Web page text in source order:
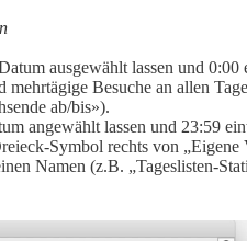
ausgewählt lassen und 0:00
Besuche an allen
ab/bis»).
angewählt lassen und 23:59
Symbol rechts von „Eigene
Namen (z.B. „Tageslisten-